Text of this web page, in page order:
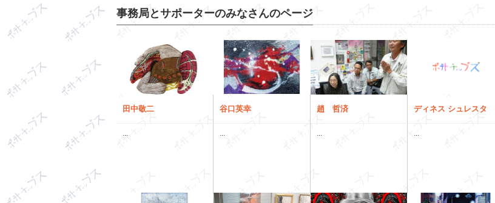
事務局とサポーターのみなさんのページ
田中敬二
...
谷口英幸
...
趙 哲済
...
ディネス シュレスタ
...